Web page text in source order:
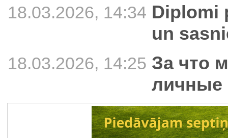
18.03.2026, 14:34 Diplomi
un
18.03.2026, 14:25 За что
личные